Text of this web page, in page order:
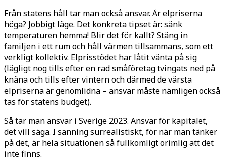
Från statens håll tar man också ansvar. Är elpriserna
höga? Jobbigt läge. Det konkreta tipset är: sänk
temperaturen hemma! Blir det för kallt? Stäng in
familjen i ett rum och håll värmen tillsammans, som ett
verkligt kollektiv. Elprisstödet har låtit vänta på sig
(lägligt nog tills efter en rad småföretag tvingats ned på
knäna och tills efter vintern och därmed de värsta
elpriserna är genomlidna – ansvar måste nämligen också
tas för statens budget).
Så tar man ansvar i Sverige 2023. Ansvar för kapitalet,
det vill säga. I sanning surrealistiskt, för när man tänker
på det, är hela situationen så fullkomligt orimlig att det
inte finns.